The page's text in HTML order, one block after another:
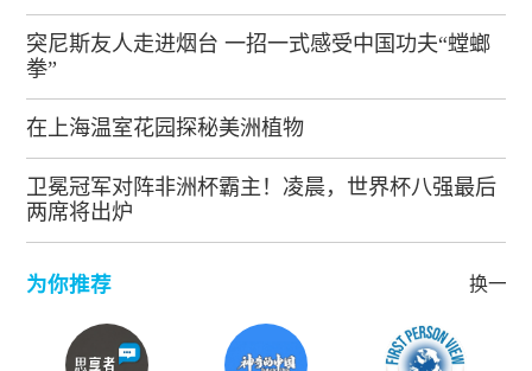
突尼斯友人走进烟台 一招一式感受中国功夫“螳螂
拳”
在上海温室花园探秘美洲植物
卫冕冠军对阵非洲杯霸主！凌晨，世界杯八强最后
两席将出炉
为你推荐 换一批